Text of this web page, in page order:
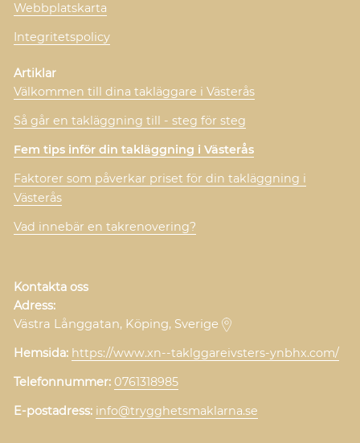
Webbplatskarta
Integritetspolicy
Artiklar
Välkommen till dina takläggare i Västerås
Så går en takläggning till - steg för steg
Fem tips inför din takläggning i Västerås
Faktorer som påverkar priset för din takläggning i
Västerås
Vad innebär en takrenovering?
Kontakta oss
Adress:
Västra Långgatan, Köping, Sverige
Hemsida: https://www.xn--taklggareivsters-ynbhx.com/
Telefonnummer: 0761318985
E-postadress: info@trygghetsmaklarna.se